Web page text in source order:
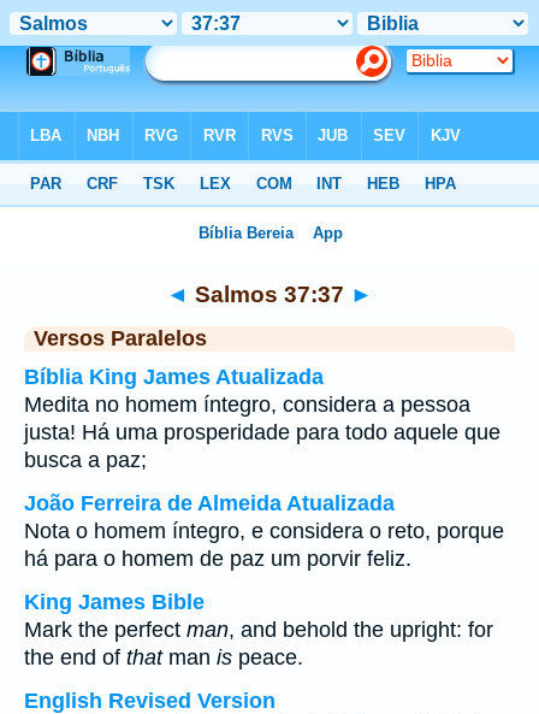
◄ Salmos 37:37 ►
Versos Paralelos
Bíblia King James Atualizada
Medita no homem íntegro, considera a pessoa
justa! Há uma prosperidade para todo aquele que
busca a paz;
João Ferreira de Almeida Atualizada
Nota o homem íntegro, e considera o reto, porque
há para o homem de paz um porvir feliz.
King James Bible
Mark the perfect man, and behold the upright: for
the end of thatman is peace.
English Revised Version